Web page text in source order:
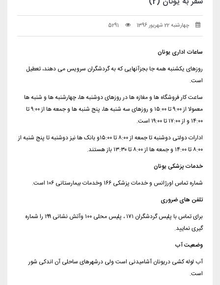
چهارشنبه 22 شهریور 1396 5291
ساعات اداری یونان
روزهای یکشنبه همه جا بجزآنهایی که به گردشگران سرویس می دهند، تعطیل
است.
ساعت کار فروشگاه ها و مغازه ها در روزهای دوشنبه ها، چهارشنبه ها و شنبه ها
معمولا از ۹:۰۰ تا ۱۵:۰۰ و روزهای سه شنبه ها، پنج شنبه ها و جمعه ها از ۹:۰۰ تا
۱۴:۰۰ و از ۱۷:۰۰ تا ۱۹:۰۰ است.
ادارات دولتی دوشنبه تا جمعه از ۸:۰۰ تا ۱۵:۰۰و بانک ها نیز دوشنبه تا پنج شنبه از
۸:۰۰ تا ۱۴:۰۰ و جمعه ها از ۸:۰۰ تا ۱۳:۳۰ باز هستند.
خدمات پزشکی یونان
شماره تماس اورژانس و خدمات پزشکی ۱۶۶ وخدمات بیمارستانی ۱۰۶ است.
تلفن های ضروری
برای تماس با پلیس گردشگران ۱۷۱ ، پلیس محلی ۱۰۰ وآتش نشانی ۱۹۹ را شماره
گیری نمایید.
وضعیت آب
آب لوله کشی دریونان آشامیدنی است ولی درشهرهای ساحلی آن اندکی شور
است.